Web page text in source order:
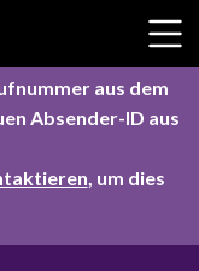
aus dem
Absender-ID aus
, um dies